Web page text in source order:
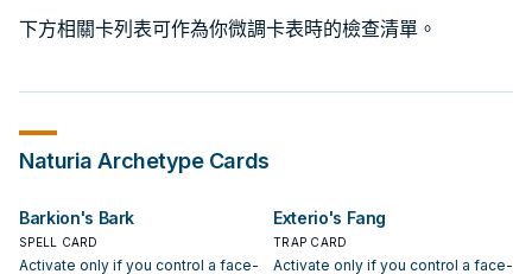
下方相關卡列表可作為你微調卡表時的檢查清單。
Naturia Archetype Cards
Barkion's Bark
SPELL CARD
Activate only if you control a face-
Exterio's Fang
TRAP CARD
Activate only if you control a face-